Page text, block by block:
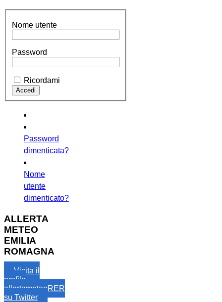
Nome utente
Password
Ricordami
Password
dimenticata?
Nome
utente
dimenticato?
ALLERTA
METEO
EMILIA
ROMAGNA
Visita il
profilo
allertameteoRER
su Twitter